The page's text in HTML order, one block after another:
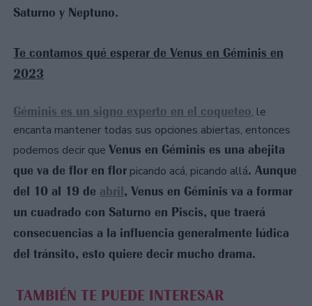
Saturno y Neptuno.
Te contamos qué esperar de Venus en Géminis en
2023
Géminis es un signo experto en el coqueteo, le
encanta mantener todas sus opciones abiertas, entonces
podemos decir que Venus en Géminis es una abejita
que va de flor en flor picando acá, picando allá. Aunque
del 10 al 19 de abril, Venus en Géminis va a formar
un cuadrado con Saturno en Piscis, que traerá
consecuencias a la influencia generalmente lúdica
del tránsito, esto quiere decir mucho drama.
TAMBIÉN TE PUEDE INTERESAR